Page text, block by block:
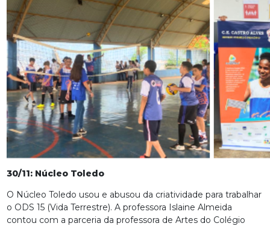
30/11: Núcleo Toledo
O Núcleo Toledo usou e abusou da criatividade para trabalhar
o ODS 15 (Vida Terrestre). A professora Islaine Almeida
contou com a parceria da professora de Artes do Colégio